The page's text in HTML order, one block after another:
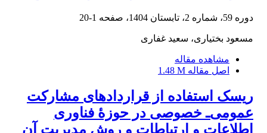
دوره 59، شماره 2، تابستان 1404، صفحه 1-20
مسعود بختیاری، سعید غفاری
مشاهده مقاله
اصل مقاله 1.48 M
ریسک استفاده از قراردادهای مشارکت
عمومی‌ـ خصوصی در حوزۀ فناوری
اطلاعات و ارتباطات و روش مدیریت آن